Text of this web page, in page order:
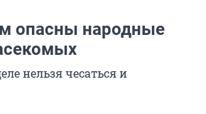
опасны народные
нельзя чесаться и